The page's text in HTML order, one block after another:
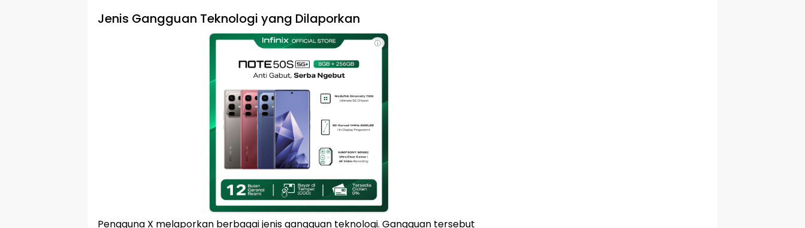
Jenis Gangguan Teknologi yang Dilaporkan
ⓘ
Pengguna X melaporkan berbagai jenis gangguan teknologi. Gangguan tersebut